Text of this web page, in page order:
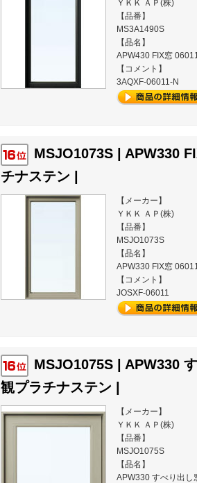
ＹＫＫ ＡＰ(株)
【品番】
MS3A1490S
【品名】
APW430 FIX窓
【コメント】
3AQXF-06011-N
MSJO1073S | APW330
チナステン |
【メーカー】
ＹＫＫ ＡＰ(株)
【品番】
MSJO1073S
【品名】
APW330 FIX窓
【コメント】
JOSXF-06011
MSJO1075S | APW330
観プラチナステン |
【メーカー】
ＹＫＫ ＡＰ(株)
【品番】
MSJO1075S
【品名】
APW330 すべり出し